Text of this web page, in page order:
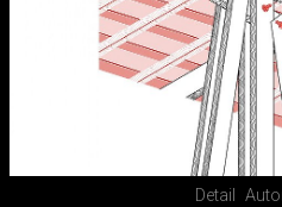
Detail